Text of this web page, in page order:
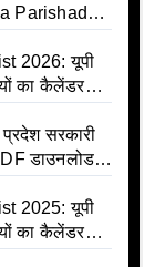
Parishad
| UP Basic
| UP
2026: यूपी
का कैलेंडर
2026 | UP
Holidays
सरकारी
डाउनलोड
List |
2025: यूपी
का कैलेंडर